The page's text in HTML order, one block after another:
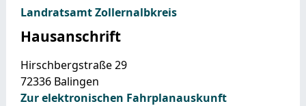
Landratsamt Zollernalbkreis
Hausanschrift
Hirschbergstraße 29
72336 Balingen
Zur elektronischen Fahrplanauskunft